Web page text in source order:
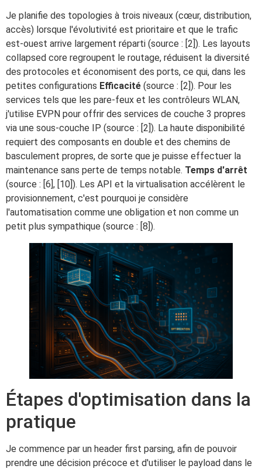
Je planifie des topologies à trois niveaux (cœur, distribution,
accès) lorsque l'évolutivité est prioritaire et que le trafic
est-ouest arrive largement réparti (source : [2]). Les layouts
collapsed core regroupent le routage, réduisent la diversité
des protocoles et économisent des ports, ce qui, dans les
petites configurations Efficacité (source : [2]). Pour les
services tels que les pare-feux et les contrôleurs WLAN,
j'utilise EVPN pour offrir des services de couche 3 propres
via une sous-couche IP (source : [2]). La haute disponibilité
requiert des composants en double et des chemins de
basculement propres, de sorte que je puisse effectuer la
maintenance sans perte de temps notable. Temps d'arrêt
(source : [6], [10]). Les API et la virtualisation accélèrent le
provisionnement, c'est pourquoi je considère
l'automatisation comme une obligation et non comme un
petit plus sympathique (source : [8]).
Étapes d'optimisation dans la
pratique
Je commence par un header first parsing, afin de pouvoir
prendre une décision précoce et d'utiliser le payload dans le